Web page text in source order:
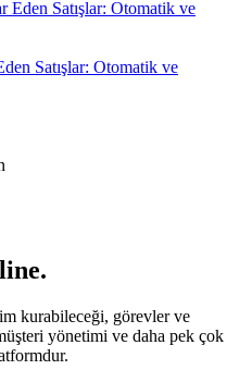
Satışlar: Otomatik ve
kurabileceği, görevler ve
yönetimi ve daha pek çok